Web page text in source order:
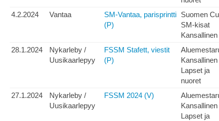
4.2.2024
Vantaa
SM-Vantaa, parisprintti
(P)
Suomen
SM-kisat
Kansallinen
28.1.2024
Nykarleby /
Uusikaarlepyy
FSSM Stafett, viestit
(P)
Kansallinen
Lapset ja
nuoret
27.1.2024
Nykarleby /
Uusikaarlepyy
FSSM 2024 (V)
Kansallinen
Lapset ja